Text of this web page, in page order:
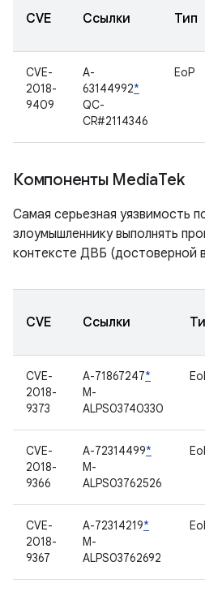
CVE Ссылки Тип
CVE-
2018-
9409
A-
63144992*
QC-
CR#2114346
EoP
Компоненты MediaTek
Самая серьезная уязвимость
злоумышленнику выполнять
контексте ДВБ (достоверной
CVE Ссылки
CVE-
2018-
9373
A-71867247*
M-
ALPS03740330
CVE-
2018-
9366
A-72314499*
M-
ALPS03762526
CVE-
2018-
9367
A-72314219*
M-
ALPS03762692